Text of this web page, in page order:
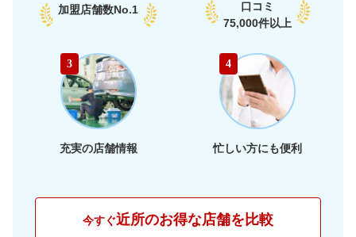
66,330円 店舗を探す
静岡県 店舗を探す
岐阜県 店舗を探す
加盟店舗数No.1
口コミ
75,000件以上
3
充実の店舗情報
4
忙しい方にも便利
今すぐ近所のお得な店舗を比較